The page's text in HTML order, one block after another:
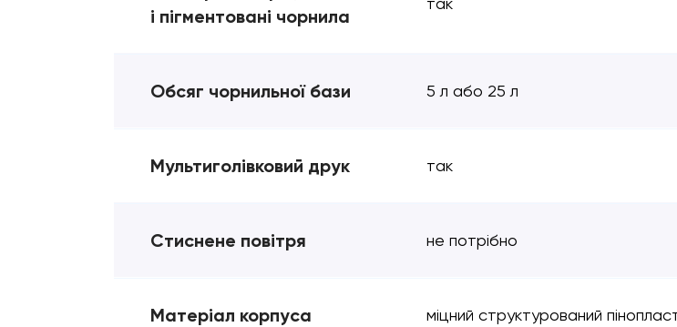
і пігментовані чорнила
Обсяг чорнильної бази 5 л або 25 л
Мультиголівковий друк так
Стиснене повітря не потрібно
Матеріал корпуса міцний структурований